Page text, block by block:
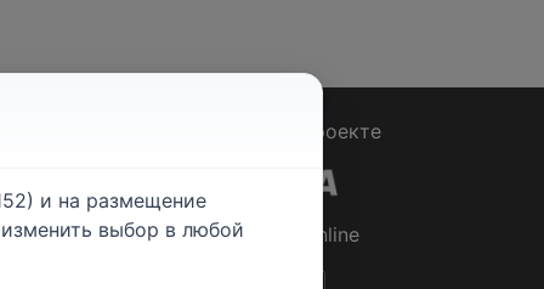
О проекте
© 2026Rabotniki.online
и на размещение
выбор в любой